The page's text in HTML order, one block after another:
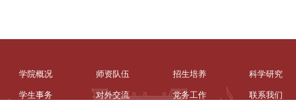
学院概况 师资队伍 招生培养 科学研究
学生事务 对外交流 党务工作 联系我们